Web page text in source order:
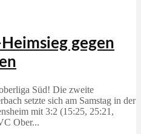
gegen
Süd! Die zweite
setzte sich am Samstag in der
mit 3:2 (15:25, 25:21,
Ober...